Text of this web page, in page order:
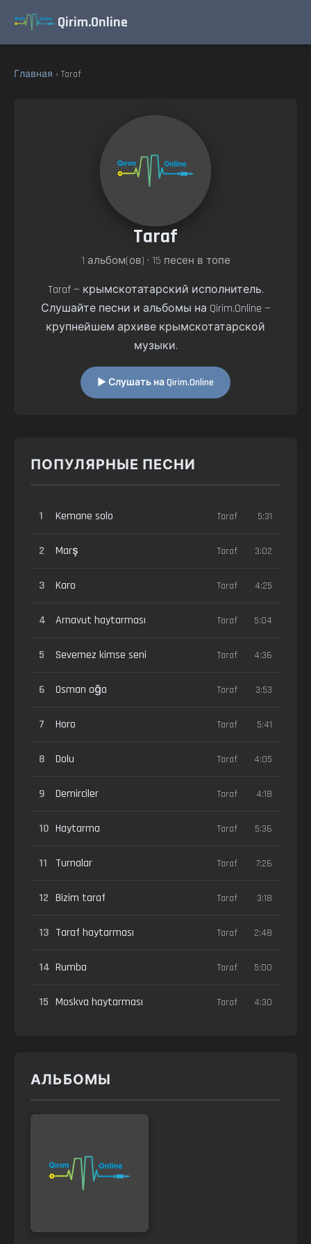
Qirim.Online
Главная › Taraf
Taraf
1 альбом(ов) • 15 песен в топе
Taraf — крымскотатарский исполнитель.
Слушайте песни и альбомы на Qirim.Online —
крупнейшем архиве крымскотатарской
музыки.
▶ Слушать на Qirim.Online
ПОПУЛЯРНЫЕ ПЕСНИ
1 Kemane solo Taraf 5:31
2 Marş Taraf 3:02
3 Karo Taraf 4:25
4 Arnavut haytarması Taraf 5:04
5 Sevemez kimse seni Taraf 4:36
6 Osman ağa Taraf 3:53
7 Horo Taraf 5:41
8 Dolu Taraf 4:05
9 Demirciler Taraf 4:18
10 Haytarma Taraf 5:36
11 Turnalar Taraf 7:26
12 Bizim taraf Taraf 3:18
13 Taraf haytarması Taraf 2:48
14 Rumba Taraf 5:00
15 Moskva haytarması Taraf 4:30
АЛЬБОМЫ